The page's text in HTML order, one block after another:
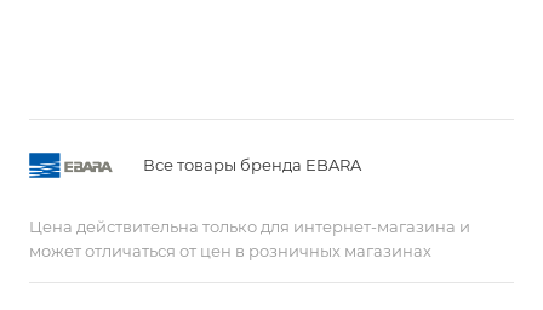
Все товары бренда EBARA
Цена действительна только для интернет-магазина и
может отличаться от цен в розничных магазинах